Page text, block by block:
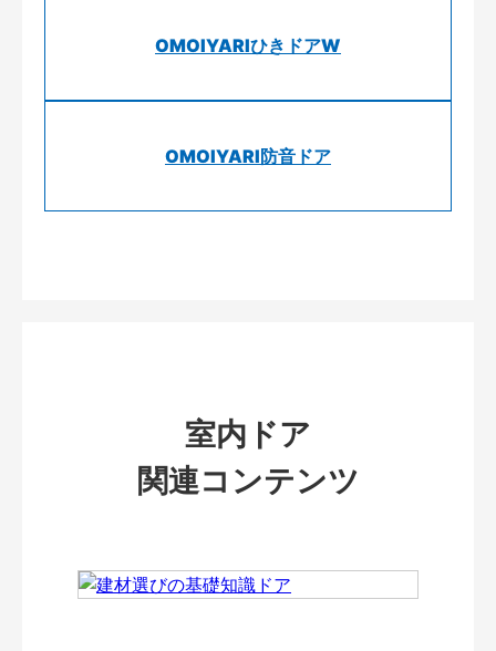
OMOIYARIひきドアW
OMOIYARI防音ドア
室内ドア
関連コンテンツ